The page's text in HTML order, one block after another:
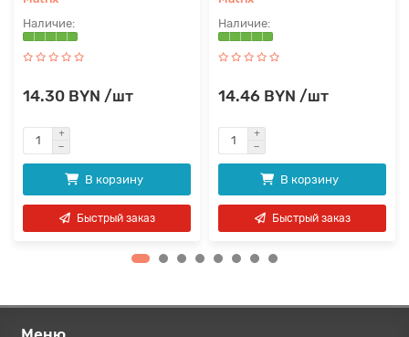
14.30 BYN /шт
В корзину
Быстрый заказ
14.46 BYN /шт
В корзину
Быстрый заказ